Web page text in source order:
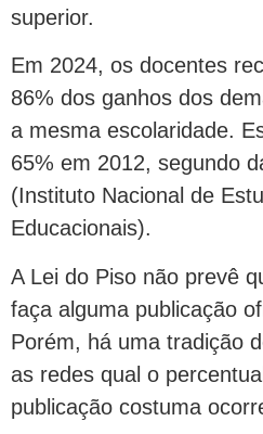
superior.
Em 2024, os docentes
86% dos ganhos dos
a mesma escolaridade.
65% em 2012, segundo
(Instituto Nacional de
Educacionais).
A Lei do Piso não prevê
faça alguma publicação
Porém, há uma tradição
as redes qual o
publicação costuma